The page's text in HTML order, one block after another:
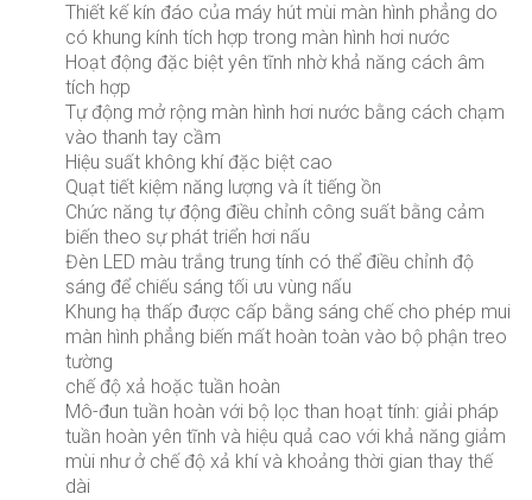
Thiết kế kín đáo của máy hút mùi màn hình phẳng do
có khung kính tích hợp trong màn hình hơi nước
Hoạt động đặc biệt yên tĩnh nhờ khả năng cách âm
tích hợp
Tự động mở rộng màn hình hơi nước bằng cách chạm
vào thanh tay cầm
Hiệu suất không khí đặc biệt cao
Quạt tiết kiệm năng lượng và ít tiếng ồn
Chức năng tự động điều chỉnh công suất bằng cảm
biến theo sự phát triển hơi nấu
Đèn LED màu trắng trung tính có thể điều chỉnh độ
sáng để chiếu sáng tối ưu vùng nấu
Khung hạ thấp được cấp bằng sáng chế cho phép mui
màn hình phẳng biến mất hoàn toàn vào bộ phận treo
tường
chế độ xả hoặc tuần hoàn
Mô-đun tuần hoàn với bộ lọc than hoạt tính: giải pháp
tuần hoàn yên tĩnh và hiệu quả cao với khả năng giảm
mùi như ở chế độ xả khí và khoảng thời gian thay thế
dài